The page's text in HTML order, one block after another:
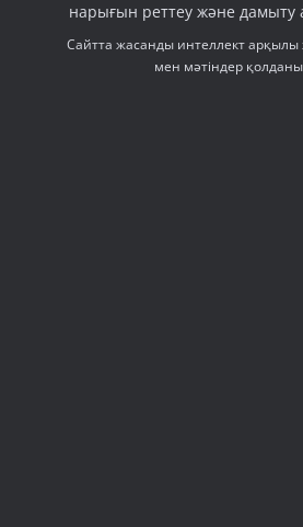
нарығын реттеу және дамыту
Сайтта жасанды интеллект арқылы
мен мәтіндер